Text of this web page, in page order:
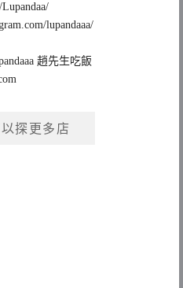
lupandaaa/
趙先生吃飯
探更多店